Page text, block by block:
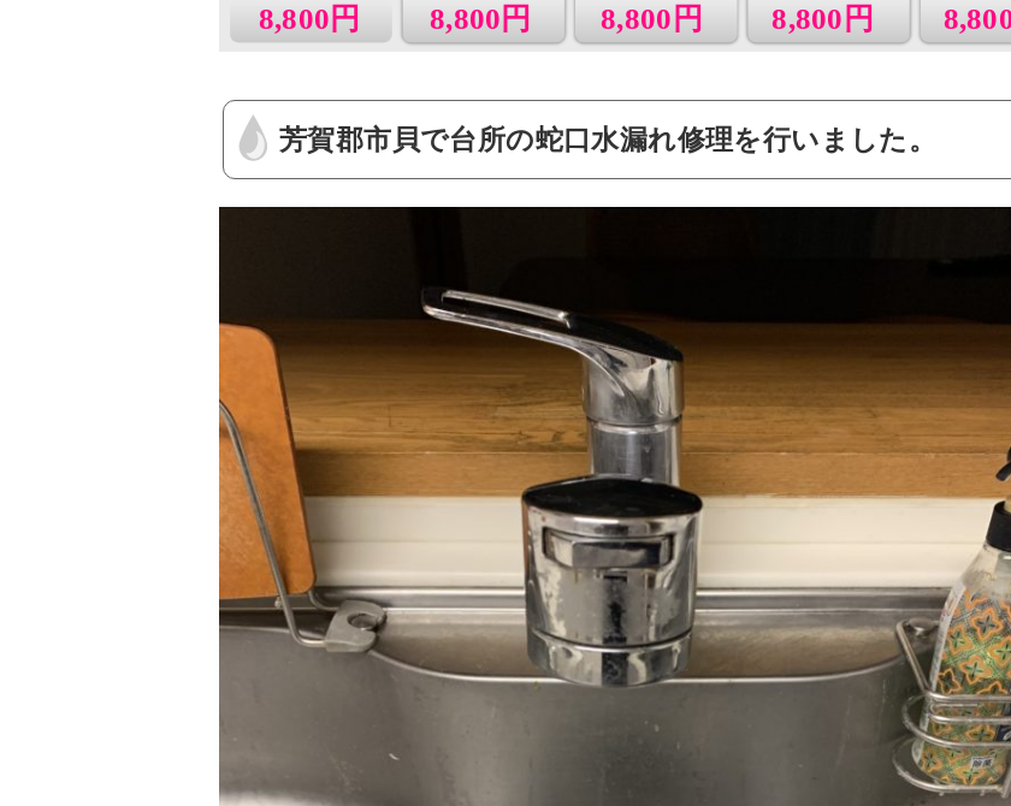
8,800円 8,800円 8,800円 8,800円
芳賀郡市貝で台所の蛇口水漏れ修理を行いました。